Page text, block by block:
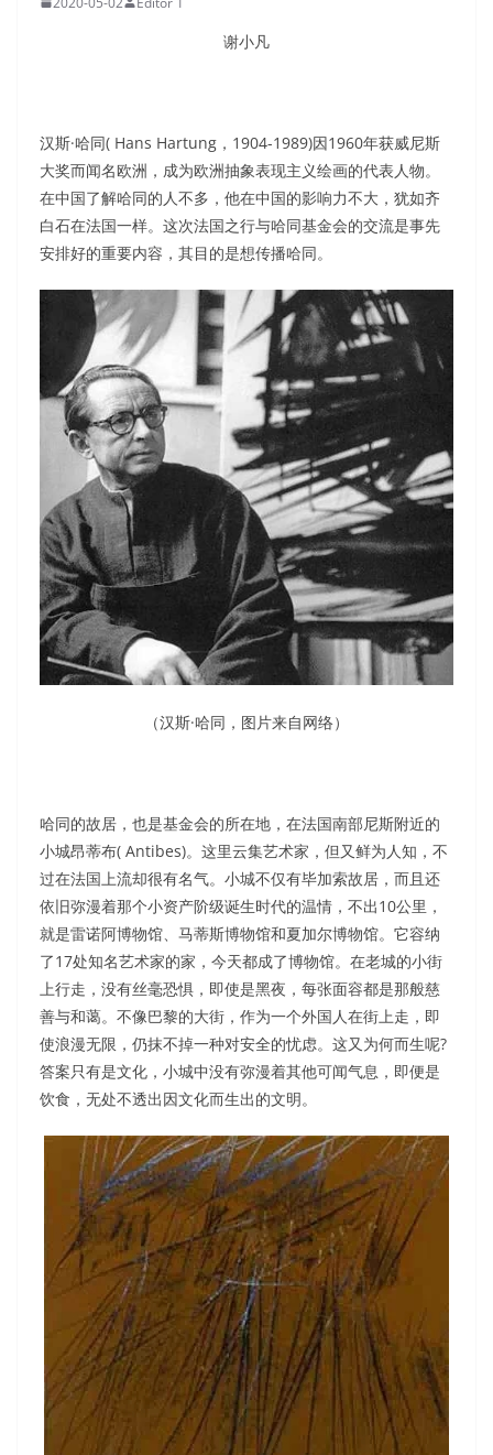
谢小凡
汉斯·哈同( Hans Hartung，1904-1989)因1960年获威尼斯
大奖而闻名欧洲，成为欧洲抽象表现主义绘画的代表人物。
在中国了解哈同的人不多，他在中国的影响力不大，犹如齐
白石在法国一样。这次法国之行与哈同基金会的交流是事先
安排好的重要内容，其目的是想传播哈同。
（汉斯·哈同，图片来自网络）
哈同的故居，也是基金会的所在地，在法国南部尼斯附近的
小城昂蒂布( Antibes)。这里云集艺术家，但又鲜为人知，不
过在法国上流却很有名气。小城不仅有毕加索故居，而且还
依旧弥漫着那个小资产阶级诞生时代的温情，不出10公里，
就是雷诺阿博物馆、马蒂斯博物馆和夏加尔博物馆。它容纳
了17处知名艺术家的家，今天都成了博物馆。在老城的小街
上行走，没有丝毫恐惧，即使是黑夜，每张面容都是那般慈
善与和蔼。不像巴黎的大街，作为一个外国人在街上走，即
使浪漫无限，仍抹不掉一种对安全的忧虑。这又为何而生呢?
答案只有是文化，小城中没有弥漫着其他可闻气息，即便是
饮食，无处不透出因文化而生出的文明。